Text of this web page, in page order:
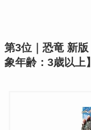
第3位｜恐竜 新
象年齢：3歳以上】